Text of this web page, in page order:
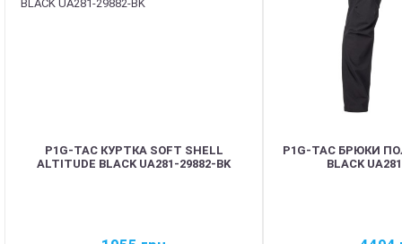
P1G-TAC КУРТКА SOFT SHELL
ALTITUDE BLACK UA281-29882-BK
P1G-TAC БРЮКИ
BLACK